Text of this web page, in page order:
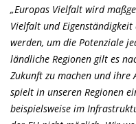
Europas Vielfalt wird
Vielfalt und
werden, um die Potenziale
ländliche Regionen gilt es
Zukunft zu machen und
spielt in unseren Regionen
beispielsweise im